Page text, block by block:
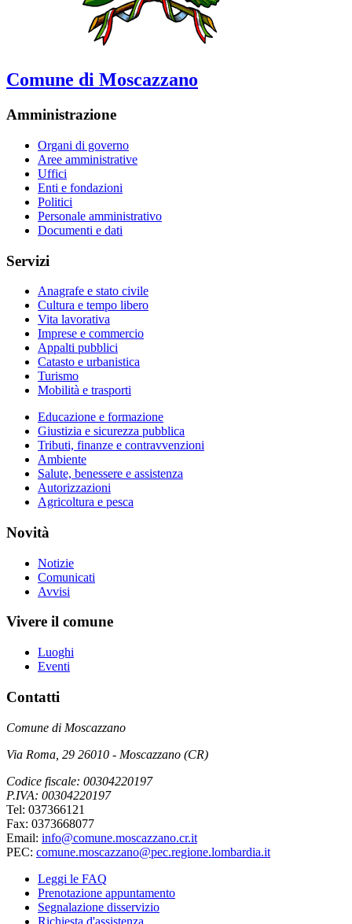
Comune di Moscazzano
Amministrazione
Organi di governo
Aree amministrative
Uffici
Enti e fondazioni
Politici
Personale amministrativo
Documenti e dati
Servizi
Anagrafe e stato civile
Cultura e tempo libero
Vita lavorativa
Imprese e commercio
Appalti pubblici
Catasto e urbanistica
Turismo
Mobilità e trasporti
Educazione e formazione
Giustizia e sicurezza pubblica
Tributi, finanze e contravvenzioni
Ambiente
Salute, benessere e assistenza
Autorizzazioni
Agricoltura e pesca
Novità
Notizie
Comunicati
Avvisi
Vivere il comune
Luoghi
Eventi
Contatti
Comune di Moscazzano
Via Roma, 29 26010 - Moscazzano (CR)
Codice fiscale: 00304220197
P.IVA: 00304220197
Tel: 037366121
Fax: 0373668077
Email: info@comune.moscazzano.cr.it
PEC: comune.moscazzano@pec.regione.lombardia.it
Leggi le FAQ
Prenotazione appuntamento
Segnalazione disservizio
Richiesta d'assistenza